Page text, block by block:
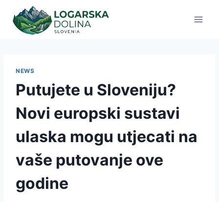
content
NEWS
Putujete u Sloveniju?
Novi europski sustavi
ulaska mogu utjecati na
vaše putovanje ove
godine